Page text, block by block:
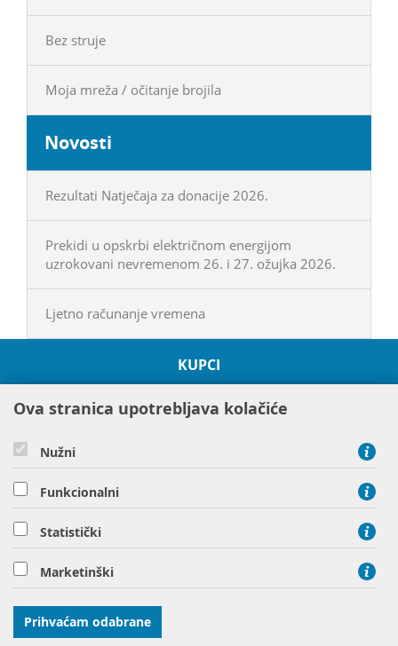
Bez struje
Moja mreža / očitanje brojila
Novosti
Rezultati Natječaja za donacije 2026.
Prekidi u opskrbi električnom energijom
uzrokovani nevremenom 26. i 27. ožujka 2026.
Ljetno računanje vremena
KUPCI
O HEP GRUPI
PROJEKTI
DRUŠTVENA ODGOVORNOST
Hrvatska elektroprivreda d.d. Ulica grada Vukovara 37 10000
Zagreb
tel: 01 63 22 111, tel: 01 61 70 430
Ova stranica upotrebljava kolačiće
Nužni
Funkcionalni
Statistički
Marketinški
Prihvaćam odabrane